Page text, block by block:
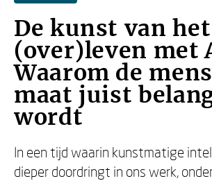
De kunst van
(over)leven met
Waarom de
maat juist
wordt
In een tijd waarin kunstmatige
dieper doordringt in ons werk,